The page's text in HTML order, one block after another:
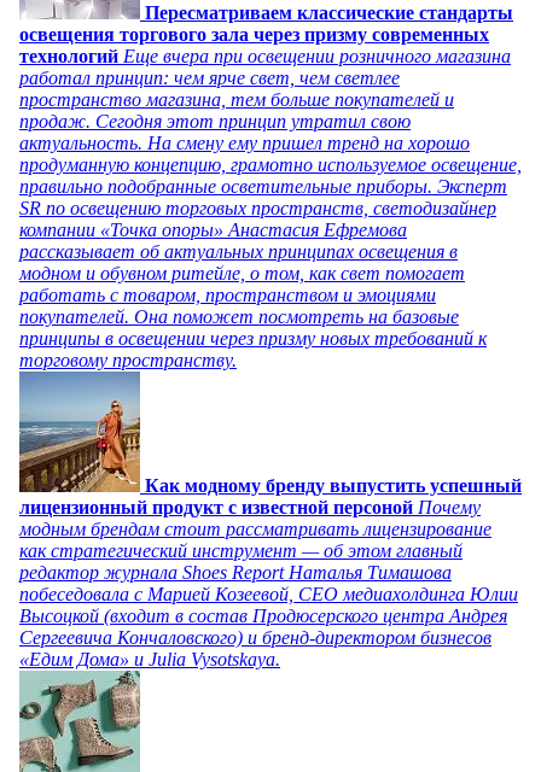
Пересматриваем классические стандарты
освещения торгового зала через призму современных
технологий Еще вчера при освещении розничного магазина
работал принцип: чем ярче свет, чем светлее
пространство магазина, тем больше покупателей и
продаж. Сегодня этот принцип утратил свою
актуальность. На смену ему пришел тренд на хорошо
продуманную концепцию, грамотно используемое освещение,
правильно подобранные осветительные приборы. Эксперт
SR по освещению торговых пространств, светодизайнер
компании «Точка опоры» Анастасия Ефремова
рассказывает об актуальных принципах освещения в
модном и обувном ритейле, о том, как свет помогает
работать с товаром, пространством и эмоциями
покупателей. Она поможет посмотреть на базовые
принципы в освещении через призму новых требований к
торговому пространству.
Как модному бренду выпустить успешный
лицензионный продукт с известной персоной Почему
модным брендам стоит рассматривать лицензирование
как стратегический инструмент — об этом главный
редактор журнала Shoes Report Наталья Тимашова
побеседовала с Марией Козеевой, СЕО медиахолдинга Юлии
Высоцкой (входит в состав Продюсерского центра Андрея
Сергеевича Кончаловского) и бренд-директором бизнесов
«Едим Дома» и Julia Vysotskaya.